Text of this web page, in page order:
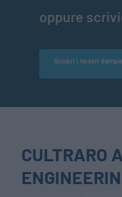
oppure
Scopri i nostri
CULTRARO